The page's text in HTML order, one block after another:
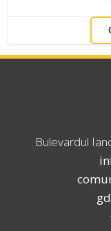
Bulevardul